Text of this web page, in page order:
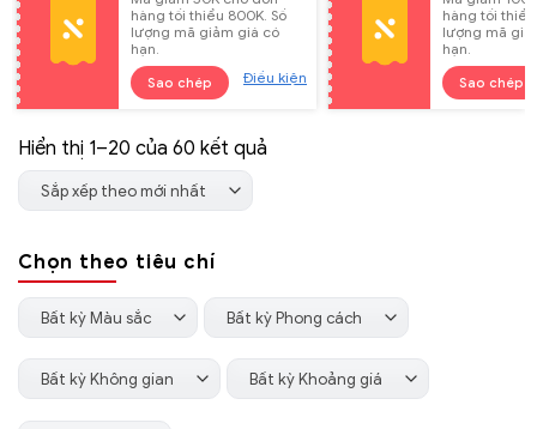
hàng tối thiểu 800K. Số
lượng mã giảm giá có
hạn.
Sao chép Điều kiện
hàng tối thiểu
lượng mã
hạn.
Sao chép
Hiển thị 1–20 của 60 kết quả
nhất
Sắp xếp theo mới nhất
Chọn theo tiêu chí
Bất kỳ Màu sắc Bất kỳ Phong cách
Bất kỳ Không gian Bất kỳ Khoảng giá